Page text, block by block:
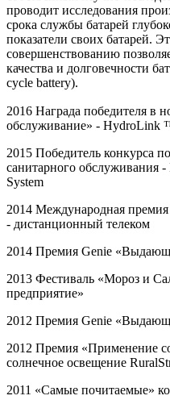
проводит исследования
срока службы батарей
показатели своих батарей.
совершенствованию
качества и долговечности
cycle battery).
2016 Награда победителя в
обслуживание» - HydroLink
2015 Победитель конкурса
санитарного обслуживания -
System
2014 Международная
- дистанционный телеком
2014 Премия Genie
2013 Фестиваль «Мороз и
предприятие»
2012 Премия Genie
2012 Премия «Применение
солнечное освещение
2011 «Самые почитаемые»